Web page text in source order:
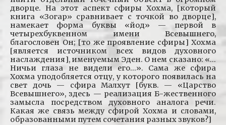
дворце. На этот аспект сфиры Хохма, [который
книга «Зогар» сравнивает с точкой во дворце],
намекает форма буквы «йод» — первой в
четырехбуквенном имени Всевышнего,
благословен Он; [то же проявление сфиры] Хохма
[является источником всех видов духовного
наслаждения], именуемым Эден. О нем сказано: «…
Ничьи глаза не видели его…». Сама же сфира
Хохма уподобляется отцу, у которого появилась на
свет дочь — сфира Малхут [букв. — «Царство
Всевышнего», здесь — реализация Б-жественного
замысла посредством духовного аналога речи.
Какая же связь между сфирой Хохма и словами,
образованными путем сочетания разных звуков?]